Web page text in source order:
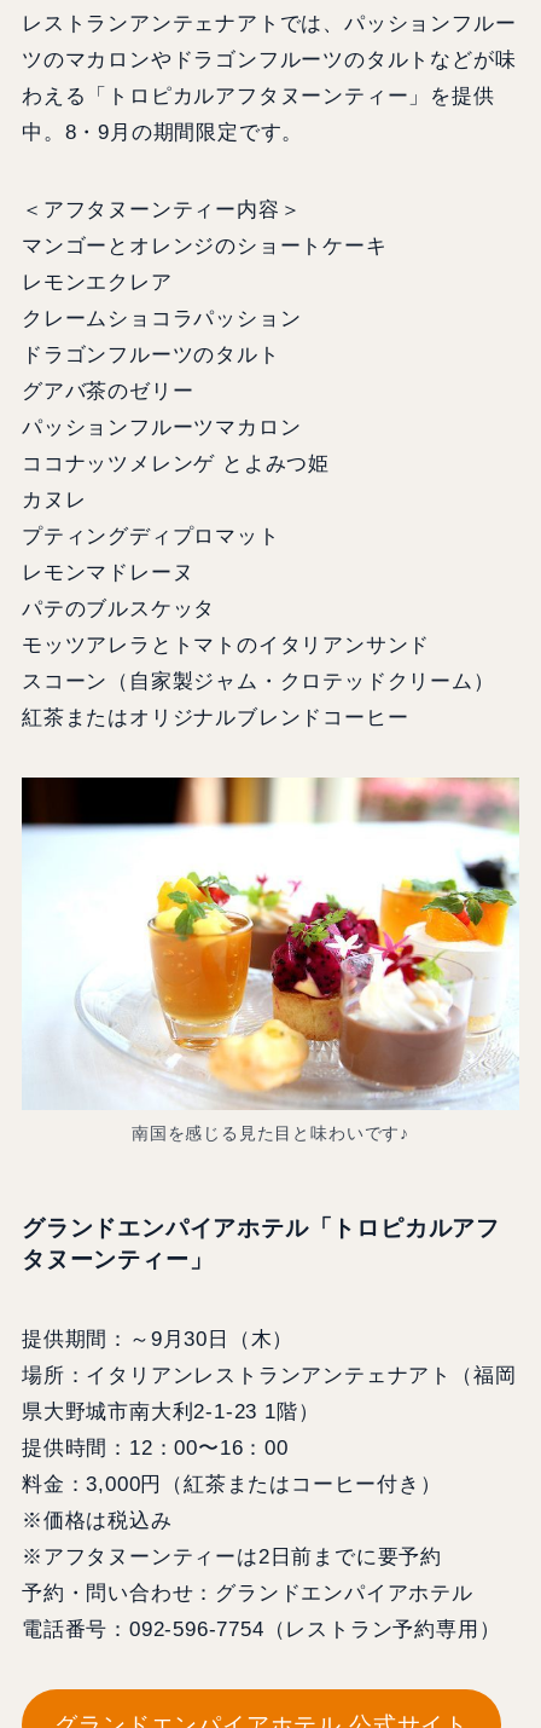
レストランアンテェナアトでは、パッションフルー
ツのマカロンやドラゴンフルーツのタルトなどが味
わえる「トロピカルアフタヌーンティー」を提供
中。8・9月の期間限定です。
＜アフタヌーンティー内容＞
マンゴーとオレンジのショートケーキ
レモンエクレア
クレームショコラパッション
ドラゴンフルーツのタルト
グアバ茶のゼリー
パッションフルーツマカロン
ココナッツメレンゲ とよみつ姫
カヌレ
プティングディプロマット
レモンマドレーヌ
パテのブルスケッタ
モッツアレラとトマトのイタリアンサンド
スコーン（自家製ジャム・クロテッドクリーム）
紅茶またはオリジナルブレンドコーヒー
南国を感じる見た目と味わいです♪
グランドエンパイアホテル「トロピカルアフ
タヌーンティー」
提供期間：～9月30日（木）
場所：イタリアンレストランアンテェナアト（福岡
県大野城市南大利2-1-23 1階）
提供時間：12：00〜16：00
料金：3,000円（紅茶またはコーヒー付き）
※価格は税込み
※アフタヌーンティーは2日前までに要予約
予約・問い合わせ：グランドエンパイアホテル
電話番号：092-596-7754（レストラン予約専用）